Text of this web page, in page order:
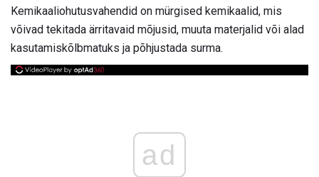
Kemikaaliohutusvahendid on mürgised kemikaalid, mis
võivad tekitada ärritavaid mõjusid, muuta materjalid või alad
kasutamiskõlbmatuks ja põhjustada surma.
ad